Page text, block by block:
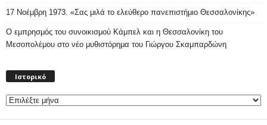
17 Νοέμβρη 1973. «Σας μιλά το ελεύθερο πανεπιστήμιο Θεσσαλονίκης»
Ο εμπρησμός του συνοικισμού Κάμπελ και η Θεσσαλονίκη του
Μεσοπολέμου στο νέο μυθιστόρημα του Γιώργου Σκαμπαρδώνη
Ιστορικό